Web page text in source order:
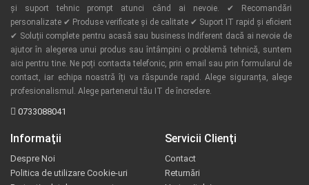
și suport tehnic prompt atunci când ai nevoie. ✔ Recomandări
personalizate ✔ Produse verificate și de calitate ✔ Suport IT rapid și eficient
✔ Soluții complete pentru acasă sau business Indiferent dacă ai nevoie de
ajutor în alegerea unui produs sau întâmpini o problemă tehnică, suntem
aici pentru tine. Ne poți contacta telefonic, prin email sau prin formularul de
contact, iar echipa noastră îți va răspunde rapid. Alege siguranța, alege
profesionalismul. Alege partenerul tău IT de încredere.
0733088041
Informaţii
Despre Noi
Politica de utilizare Cookie-uri
Servicii Clienţi
Contact
Returnări